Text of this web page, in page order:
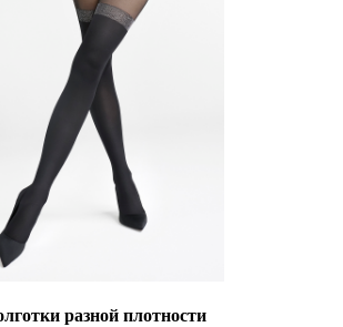
разной плотности